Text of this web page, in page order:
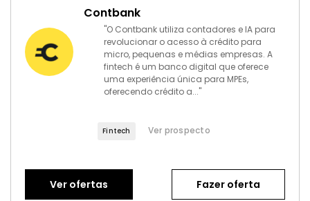
Contbank
"O Contbank utiliza contadores e IA para
revolucionar o acesso à crédito para
micro, pequenas e médias empresas. A
fintech é um banco digital que oferece
uma experiência única para MPEs,
oferecendo crédito a..."
Fintech Ver prospecto
Ver ofertas Fazer oferta